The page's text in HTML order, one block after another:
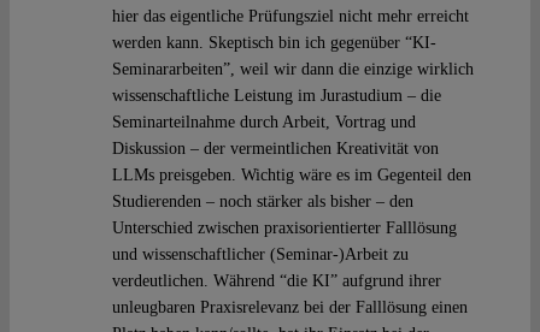
hier das eigentliche Prüfungsziel nicht mehr erreicht
werden kann. Skeptisch bin ich gegenüber “KI-
Seminararbeiten”, weil wir dann die einzige wirklich
wissenschaftliche Leistung im Jurastudium – die
Seminarteilnahme durch Arbeit, Vortrag und
Diskussion – der vermeintlichen Kreativität von
LLMs preisgeben. Wichtig wäre es im Gegenteil den
Studierenden – noch stärker als bisher – den
Unterschied zwischen praxisorientierter Falllösung
und wissenschaftlicher (Seminar-)Arbeit zu
verdeutlichen. Während “die KI” aufgrund ihrer
unleugbaren Praxisrelevanz bei der Falllösung einen